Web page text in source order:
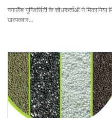
Agritech
International
Rural Dialogue
Ground Report
नगालैंड यूनिवर्सिटी के शोधकर्ताओं ने
खरपतवार...